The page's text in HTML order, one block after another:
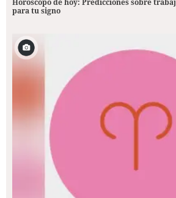
Horóscopo de hoy: Predicciones sobre
para tu signo